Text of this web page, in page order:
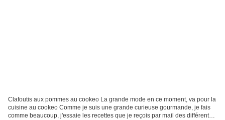
Clafoutis aux pommes au cookeo La grande mode en ce moment, va pour la
cuisine au cookeo Comme je suis une grande curieuse gourmande, je fais
comme beaucoup, j'essaie les recettes que je reçois par mail des différents